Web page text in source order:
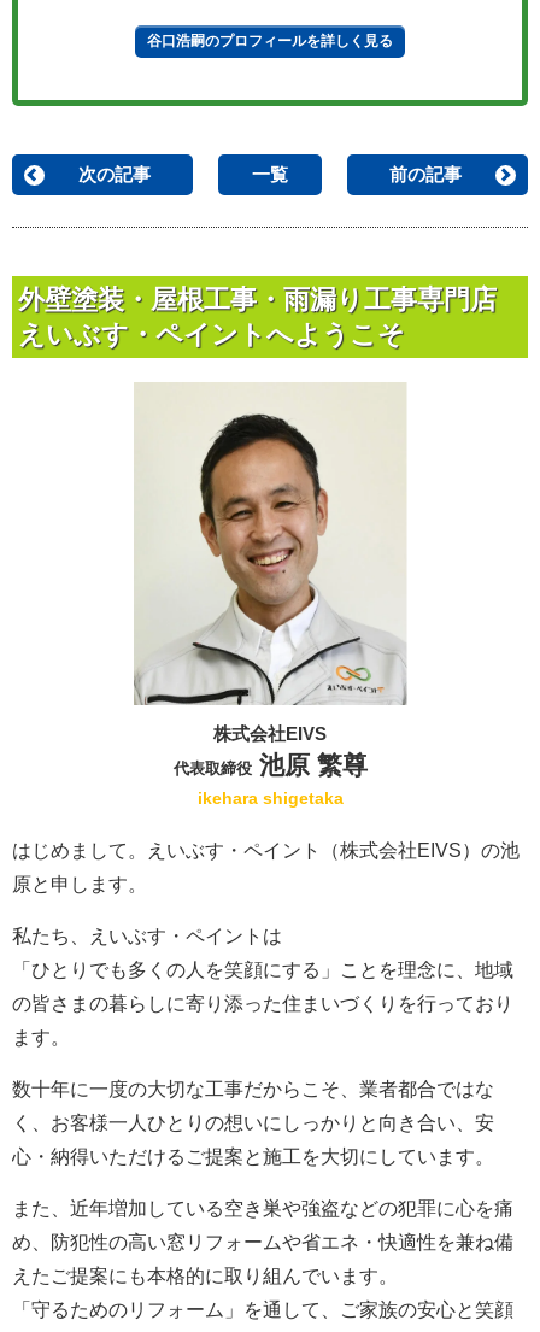
谷口浩嗣のプロフィールを詳しく見る
次の記事 一覧 前の記事
外壁塗装・屋根工事・雨漏り工事専門店
えいぶす・ペイントへようこそ
株式会社EIVS
代表取締役池原 繁尊
ikehara shigetaka
はじめまして。えいぶす・ペイント（株式会社EIVS）の池
原と申します。
私たち、えいぶす・ペイントは
「ひとりでも多くの人を笑顔にする」ことを理念に、地域
の皆さまの暮らしに寄り添った住まいづくりを行っており
ます。
数十年に一度の大切な工事だからこそ、業者都合ではな
く、お客様一人ひとりの想いにしっかりと向き合い、安
心・納得いただけるご提案と施工を大切にしています。
また、近年増加している空き巣や強盗などの犯罪に心を痛
め、防犯性の高い窓リフォームや省エネ・快適性を兼ね備
えたご提案にも本格的に取り組んでいます。
「守るためのリフォーム」を通して、ご家族の安心と笑顔